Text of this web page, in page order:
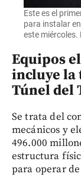
Este es el
para instalar
este miércoles.
Equipos
incluye la
Túnel del
Se trata del
mecánicos y
496.000
estructura
para operar